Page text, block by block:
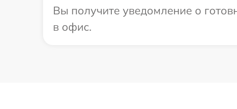
Вы получите уведомление о
в офис.